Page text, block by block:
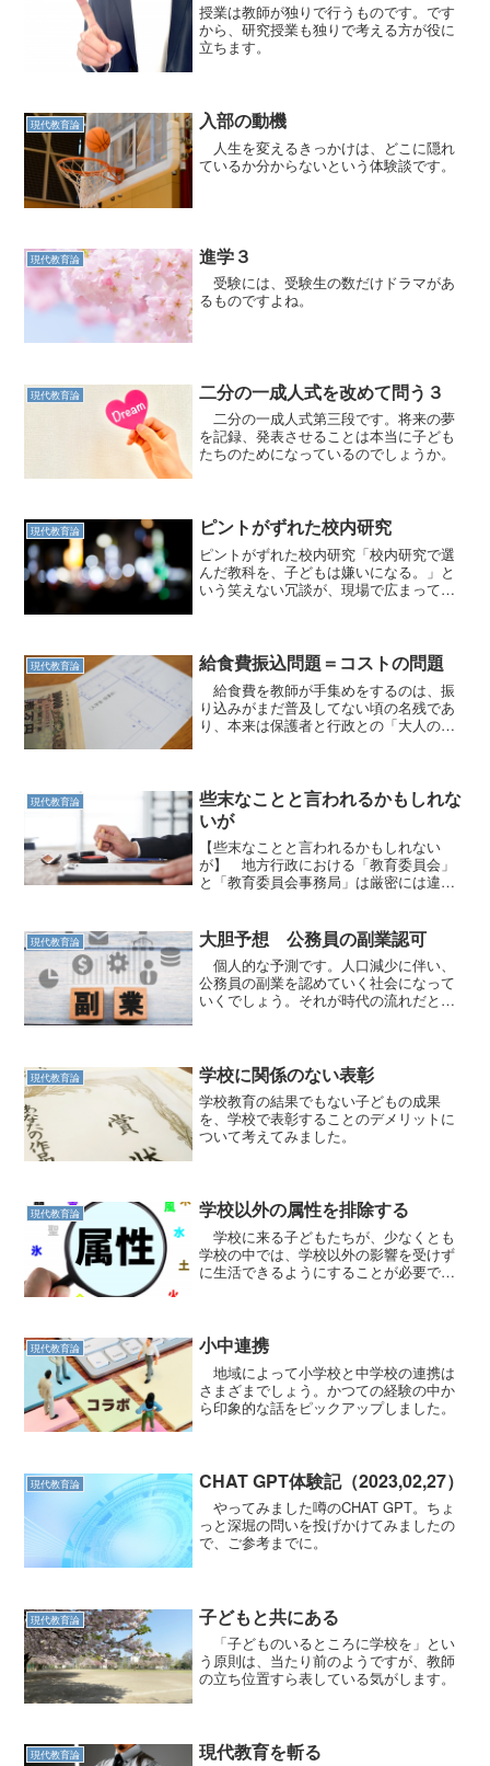
授業は教師が独りで行うものです。です
から、研究授業も独りで考える方が役に
立ちます。
現代教育論 入部の動機
人生を変えるきっかけは、どこに隠れ
ているか分からないという体験談です。
現代教育論 進学３
受験には、受験生の数だけドラマがあ
るものですよね。
現代教育論 二分の一成人式を改めて問う３
二分の一成人式第三段です。将来の夢
を記録、発表させることは本当に子ども
たちのためになっているのでしょうか。
現代教育論 ピントがずれた校内研究
ピントがずれた校内研究「校内研究で選
んだ教科を、子どもは嫌いになる。」と
いう笑えない冗談が、現場で広まってい
そうとして、いろいろと準...
現代教育論 給食費振込問題＝コストの問題
給食費を教師が手集めをするのは、振
り込みがまだ普及してない頃の名残であ
り、本来は保護者と行政との「大人の問
現代教育論
些末なことと言われるかもしれな
いが
【些末なことと言われるかもしれない
が】 地方行政における「教育委員会」
と「教育委員会事務局」は厳密には違
る。 学校現場にさまざまな文書が降り
てくる、そのほとんどは「教育委員...
現代教育論 大胆予想 公務員の副業認可
個人的な予測です。人口減少に伴い、
公務員の副業を認めていく社会になって
いくでしょう。それが時代の流れだと考
現代教育論 学校に関係のない表彰
学校教育の結果でもない子どもの成果
を、学校で表彰することのデメリットに
ついて考えてみました。
現代教育論 学校以外の属性を排除する
学校に来る子どもたちが、少なくとも
学校の中では、学校以外の影響を受けず
に生活できるようにすることが必要で
現代教育論 小中連携
地域によって小学校と中学校の連携は
さまざまでしょう。かつての経験の中か
ら印象的な話をピックアップしました。
現代教育論 CHAT GPT体験記（2023,02,27）
やってみました噂のCHAT GPT。ちょ
っと深堀の問いを投げかけてみましたの
で、ご参考までに。
現代教育論 子どもと共にある
「子どものいるところに学校を」とい
う原則は、当たり前のようですが、教師
の立ち位置すら表している気がします。
現代教育論 現代教育を斬る